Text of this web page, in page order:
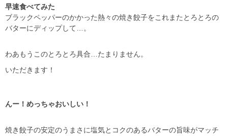
早速食べてみた
ブラックペッパーのかかった熱々の焼き餃子をこれまたとろとろの
バターにディップして…。
わあもうこのとろとろ具合…たまりません。
いただきます！
んー！めっちゃおいしい！
焼き餃子の安定のうまさに塩気とコクのあるバターの旨味がマッチ